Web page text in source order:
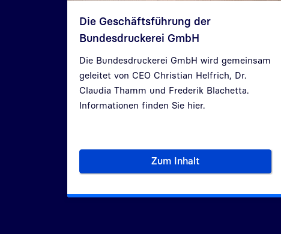
Die Geschäftsführung der
Bundesdruckerei GmbH
Die Bundesdruckerei GmbH wird gemeinsam
geleitet von CEO Christian Helfrich, Dr.
Claudia Thamm und Frederik Blachetta.
Informationen finden Sie hier.
Zum InhaltDie Geschäftsführung